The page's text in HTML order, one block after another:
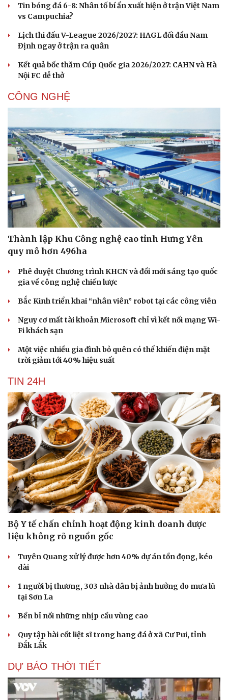
Cải chính
Tin bóng đá 6-8: Nhân tố bí ẩn xuất hiện ở trận Việt Nam
vs Campuchia?
Lịch thi đấu V-League 2026/2027: HAGL đối đầu Nam
Định ngay ở trận ra quân
Kết quả bốc thăm Cúp Quốc gia 2026/2027: CAHN và Hà
Nội FC dễ thở
CÔNG NGHỆ
Thành lập Khu Công nghệ cao tỉnh Hưng Yên
quy mô hơn 496ha
Phê duyệt Chương trình KHCN và đổi mới sáng tạo quốc
gia về công nghệ chiến lược
Bắc Kinh triển khai “nhân viên” robot tại các công viên
Nguy cơ mất tài khoản Microsoft chỉ vì kết nối mạng Wi-
Fi khách sạn
Một việc nhiều gia đình bỏ quên có thể khiến điện mặt
trời giảm tới 40% hiệu suất
TIN 24H
Bộ Y tế chấn chỉnh hoạt động kinh doanh dược
liệu không rõ nguồn gốc
Tuyên Quang xử lý được hơn 40% dự án tồn đọng, kéo
dài
1 người bị thương, 303 nhà dân bị ảnh hưởng do mưa lũ
tại Sơn La
Bền bỉ nối những nhịp cầu vùng cao
Quy tập hài cốt liệt sĩ trong hang đá ở xã Cư Pui, tỉnh
Đắk Lắk
DỰ BÁO THỜI TIẾT